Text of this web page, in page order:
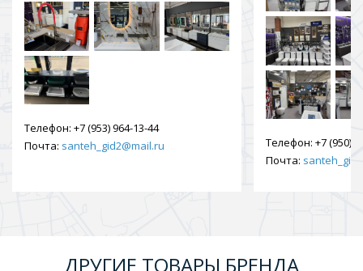
Телефон: +7 (953) 964-13-44
Почта: santeh_gid2@mail.ru Телефон: +7 (950)
Почта:
ДРУГИЕ ТОВАРЫ БРЕНДА